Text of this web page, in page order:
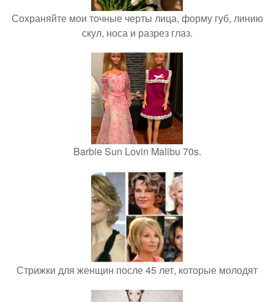
Сохраняйте мои точные черты лица, форму губ, линию
скул, носа и разрез глаз.
Barbie Sun Lovin Malibu 70s.
Стрижки для женщин после 45 лет, которые молодят